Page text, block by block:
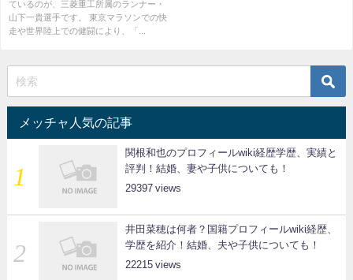
ているのが、三菱重工所属のランナー・
山下一貴選手です。 東京マラソンでの快
走や世界陸上での健闘により、「...
メッチャ人気の記事
関根和也のプロフィールwiki経歴学歴、実績と
評判！結婚、妻や子供についても！
29397
井田菜穂は何者？国籍プロフィールwiki経歴、
学歴を紹介！結婚、夫や子供についても！
22215